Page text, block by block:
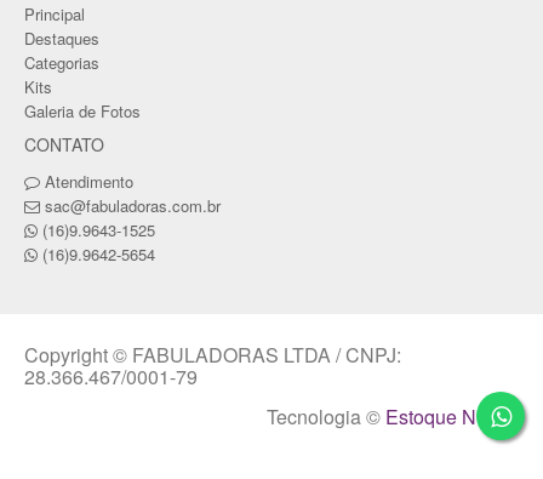
Principal
Destaques
Categorias
Kits
Galeria de Fotos
CONTATO
Atendimento
sac@fabuladoras.com.br
(16)9.9643-1525
(16)9.9642-5654
Copyright © FABULADORAS LTDA / CNPJ:
28.366.467/0001-79
Tecnologia © Estoque NOW.